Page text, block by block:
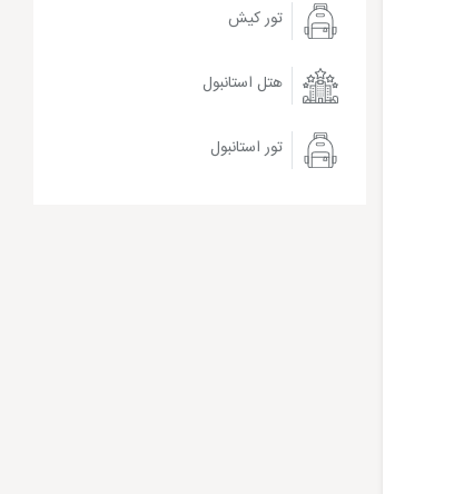
تور کیش
هتل استانبول
تور استانبول